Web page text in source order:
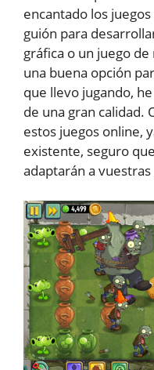
encantado los
guión para
gráfica o un juego
una buena opción
que llevo jugando,
de una gran calidad.
estos juegos online,
existente, seguro
adaptarán a